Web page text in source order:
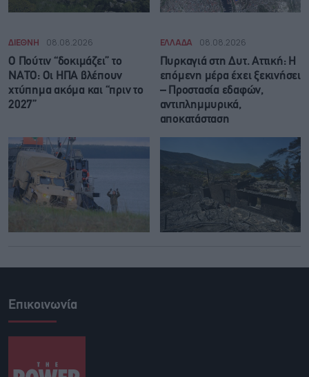
ΔΙΕΘΝΗ 08.08.2026
Ο Πούτιν “δοκιμάζει” το
ΝΑΤΟ: Οι ΗΠΑ βλέπουν
χτύπημα ακόμα και “πριν το
2027”
ΕΛΛΑΔΑ 08.08.2026
Πυρκαγιά στη Δυτ. Αττική: Η
επόμενη μέρα έχει ξεκινήσει
– Προστασία εδαφών,
αντιπλημμυρικά,
αποκατάσταση
Επικοινωνία